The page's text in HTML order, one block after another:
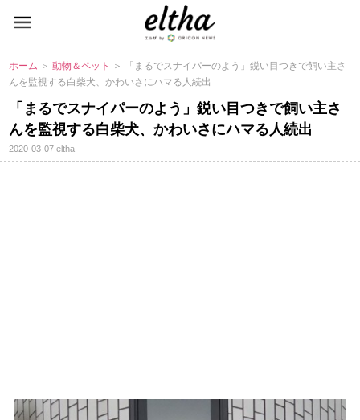
ホーム ＞動物＆ペット
＞ 「まるでスナイパーのよう」鋭い目つきで飼い主さ
んを監視する白柴犬、かわいさにハマる人続出
「まるでスナイパーのよう」鋭い目つきで飼い主さ
んを監視する白柴犬、かわいさにハマる人続出
2020-03-07eltha